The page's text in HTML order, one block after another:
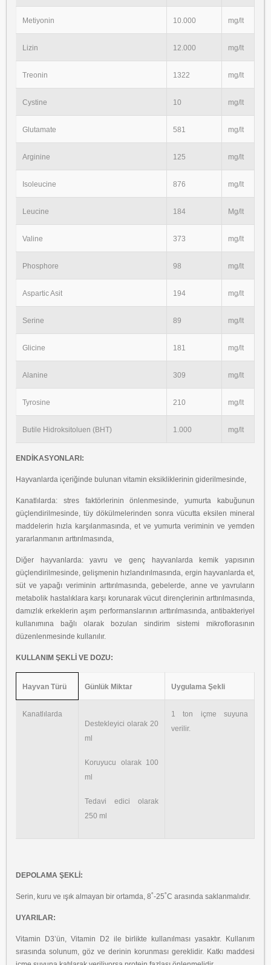
Metiyonin 10.000 mg/lt
Lizin 12.000 mg/lt
Treonin 1322 mg/lt
Cystine 10 mg/lt
Glutamate 581 mg/lt
Arginine 125 mg/lt
Isoleucine 876 mg/lt
Leucine 184 Mg/lt
Valine 373 mg/lt
Phosphore 98 mg/lt
Aspartic Asit 194 mg/lt
Serine 89 mg/lt
Glicine 181 mg/lt
Alanine 309 mg/lt
Tyrosine 210 mg/lt
Butile Hidroksitoluen (BHT) 1.000 mg/lt
ENDİKASYONLARI:
Hayvanlarda içeriğinde bulunan vitamin eksikliklerinin giderilmesinde,
Kanatlılarda: stres faktörlerinin önlenmesinde, yumurta kabuğunun
güçlendirilmesinde, tüy dökülmelerinden sonra vücutta eksilen mineral
maddelerin hızla karşılanmasında, et ve yumurta veriminin ve yemden
yararlanmanın arttırılmasında,
Diğer hayvanlarda: yavru ve genç hayvanlarda kemik yapısının
güçlendirilmesinde, gelişmenin hızlandırılmasında, ergin hayvanlarda et,
süt ve yapağı veriminin arttırılmasında, gebelerde, anne ve yavruların
metabolik hastalıklara karşı korunarak vücut dirençlerinin arttırılmasında,
damızlık erkeklerin aşım performanslarının arttırılmasında, antibakteriyel
kullanımına bağlı olarak bozulan sindirim sistemi mikroflorasının
düzenlenmesinde kullanılır.
KULLANIM ŞEKLİ VE DOZU:
Hayvan Türü Günlük Miktar Uygulama Şekli
Kanatlılarda
Destekleyici olarak 20
ml
Koruyucu olarak 100
ml
Tedavi edici olarak
250 ml
1 ton içme suyuna
verilir.
DEPOLAMA ŞEKLİ:
Serin, kuru ve ışık almayan bir ortamda, 8˚-25˚C arasında saklanmalıdır.
UYARILAR:
Vitamin D3’ün, Vitamin D2 ile birlikte kullanılması yasaktır. Kullanım
sırasında solunum, göz ve derinin korunması gereklidir. Katkı maddesi